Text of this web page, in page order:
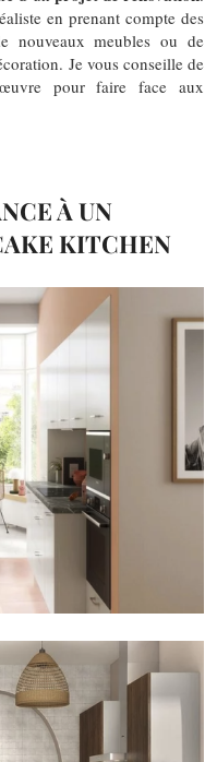
en prenant compte des
nouveaux meubles ou de
Je vous conseille de
pour faire face aux
À UN
KITCHEN